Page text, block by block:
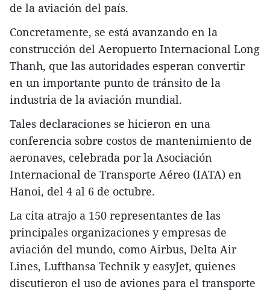
de la aviación del país.
Concretamente, se está avanzando en la
construcción del Aeropuerto Internacional Long
Thanh, que las autoridades esperan convertir
en un importante punto de tránsito de la
industria de la aviación mundial.
Tales declaraciones se hicieron en una
conferencia sobre costos de mantenimiento de
aeronaves, celebrada por la Asociación
Internacional de Transporte Aéreo (IATA) en
Hanoi, del 4 al 6 de octubre.
La cita atrajo a 150 representantes de las
principales organizaciones y empresas de
aviación del mundo, como Airbus, Delta Air
Lines, Lufthansa Technik y easyJet, quienes
discutieron el uso de aviones para el transporte